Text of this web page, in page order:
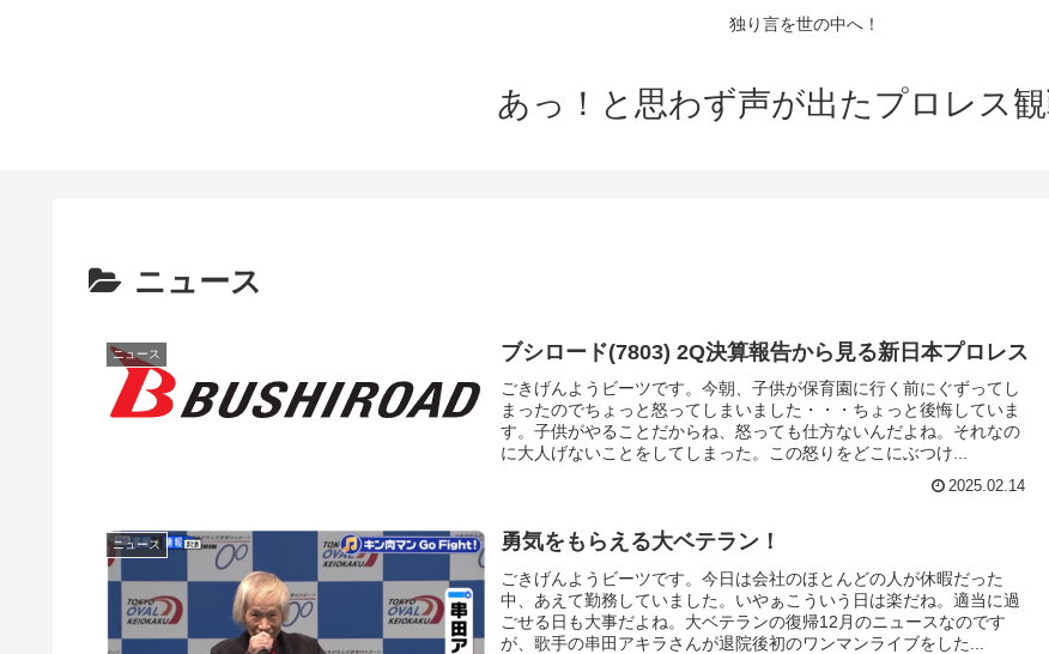
独り言を世の中へ！
あっ！と思わず声が出たプロレス
ニュース
ニュース ブシロード(7803) 2Q決算報告から見る新日本プロレス
ごきげんようビーツです。今朝、子供が保育園に行く前にぐずってし
まったのでちょっと怒ってしまいました・・・ちょっと後悔していま
す。子供がやることだからね、怒っても仕方ないんだよね。それなの
に大人げないことをしてしまった。この怒りをどこにぶつけ...
2025.02.14
ニュース 勇気をもらえる大ベテラン！
ごきげんようビーツです。今日は会社のほとんどの人が休暇だった
中、あえて勤務していました。いやぁこういう日は楽だね。適当に過
ごせる日も大事だよね。大ベテランの復帰12月のニュースなのです
が、歌手の串田アキラさんが退院後初のワンマンライブをした...